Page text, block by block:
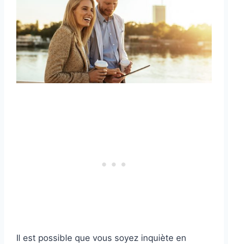
Il est possible que vous soyez inquiète en